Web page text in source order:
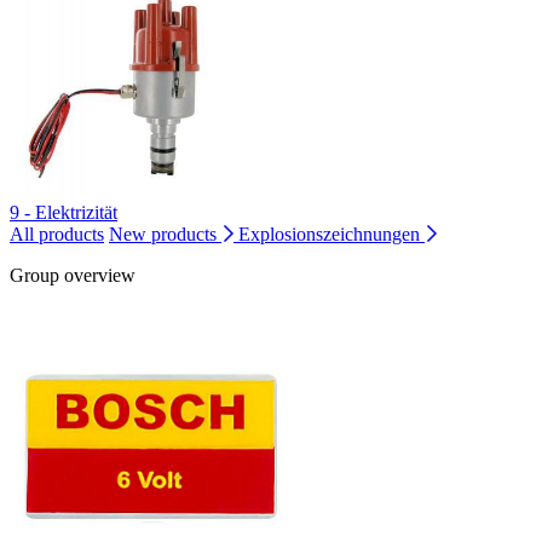
9 - Elektrizität
All products New products
Explosionszeichnungen
Group overview